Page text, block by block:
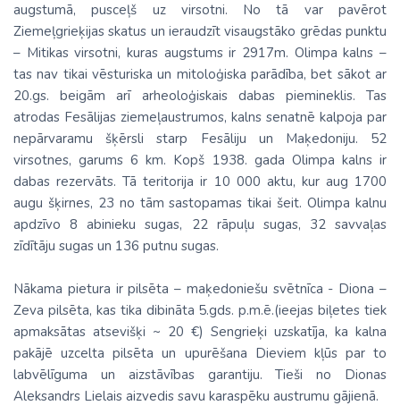
augstumā, pusceļš uz virsotni. No tā var pavērot
Ziemeļgrieķijas skatus un ieraudzīt visaugstāko grēdas punktu
– Mitikas virsotni, kuras augstums ir 2917m. Olimpa kalns –
tas nav tikai vēsturiska un mitoloģiska parādība, bet sākot ar
20.gs. beigām arī arheoloģiskais dabas piemineklis. Tas
atrodas Fesālijas ziemeļaustrumos, kalns senatnē kalpoja par
nepārvaramu šķērsli starp Fesāliju un Maķedoniju. 52
virsotnes, garums 6 km. Kopš 1938. gada Olimpa kalns ir
dabas rezervāts. Tā teritorija ir 10 000 aktu, kur aug 1700
augu šķirnes, 23 no tām sastopamas tikai šeit. Olimpa kalnu
apdzīvo 8 abinieku sugas, 22 rāpuļu sugas, 32 savvaļas
zīdītāju sugas un 136 putnu sugas.
Nākama pietura ir pilsēta – maķedoniešu svētnīca - Diona –
Zeva pilsēta, kas tika dibināta 5.gds. p.m.ē.(ieejas biļetes tiek
apmaksātas atsevišķi ~ 20 €) Sengrieķi uzskatīja, ka kalna
pakājē uzcelta pilsēta un upurēšana Dieviem kļūs par to
labvēlīguma un aizstāvības garantiju. Tieši no Dionas
Aleksandrs Lielais aizvedis savu karaspēku austrumu gājienā.